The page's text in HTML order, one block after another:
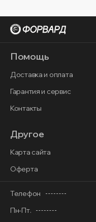
Помощь
Доставка и оплата
Гарантия и сервис
Контакты
Другое
Карта сайта
Оферта
Телефон
Пн-Пт.